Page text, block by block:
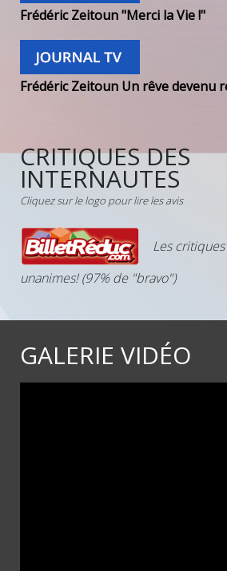
Frédéric Zeitoun "Merci la Vie !"
Frédéric Zeitoun Un rêve devenu
CRITIQUES DES
INTERNAUTES
Cliquez sur le logo pour lire les avis
Les
unanimes! (97% de "bravo")
GALERIE VIDÉO